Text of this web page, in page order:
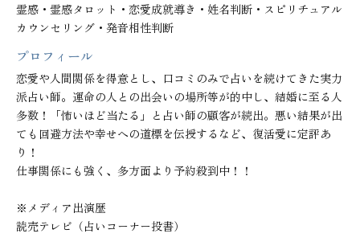
霊感・霊感タロット・恋愛成就導き・姓名判断・スピリチュアル
カウンセリング・発音相性判断
プロフィール
恋愛や人間関係を得意とし、口コミのみで占いを続けてきた実力
派占い師。運命の人との出会いの場所等が的中し、結婚に至る人
多数！「怖いほど当たる」と占い師の顧客が続出。悪い結果が出
ても回避方法や幸せへの道標を伝授するなど、復活愛に定評あ
り！
仕事関係にも強く、多方面より予約殺到中！！
※メディア出演歴
読売テレビ（占いコーナー投書）